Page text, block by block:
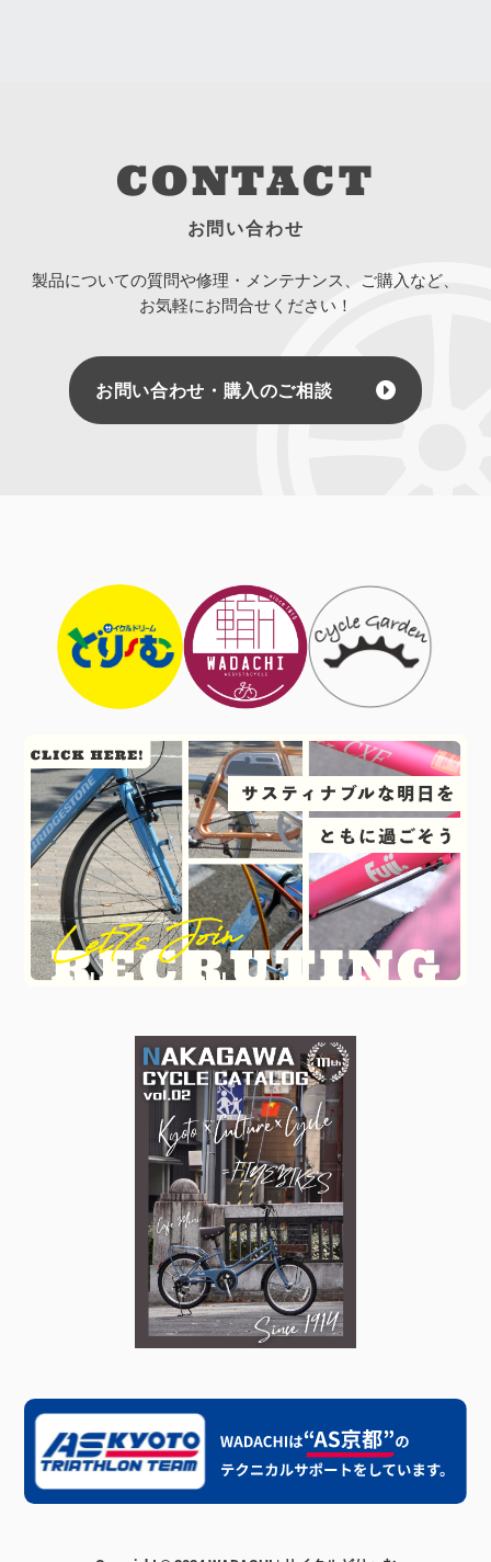
CONTACT
お問い合わせ
製品についての質問や修理・メンテナンス、ご購入など、
お気軽にお問合せください！
お問い合わせ・購入のご相談